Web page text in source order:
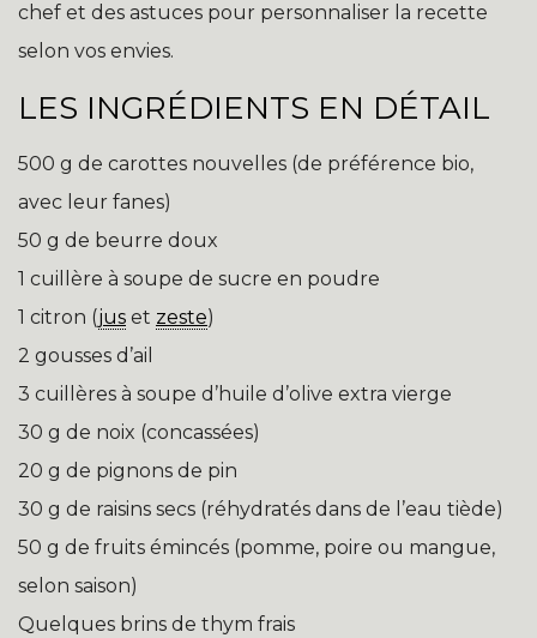
chef et des astuces pour personnaliser la recette
selon vos envies.
LES INGRÉDIENTS EN DÉTAIL
500 g de carottes nouvelles (de préférence bio,
avec leur fanes)
50 g de beurre doux
1 cuillère à soupe de sucre en poudre
1 citron (jus et zeste)
2 gousses d’ail
3 cuillères à soupe d’huile d’olive extra vierge
30 g de noix (concassées)
20 g de pignons de pin
30 g de raisins secs (réhydratés dans de l’eau tiède)
50 g de fruits émincés (pomme, poire ou mangue,
selon saison)
Quelques brins de thym frais